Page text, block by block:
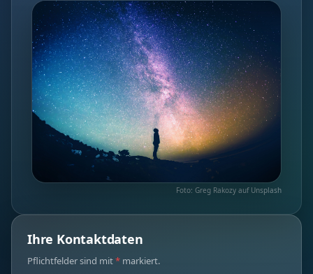
Foto: Greg Rakozy auf Unsplash
Ihre Kontaktdaten
Pflichtfelder sind mit* markiert.